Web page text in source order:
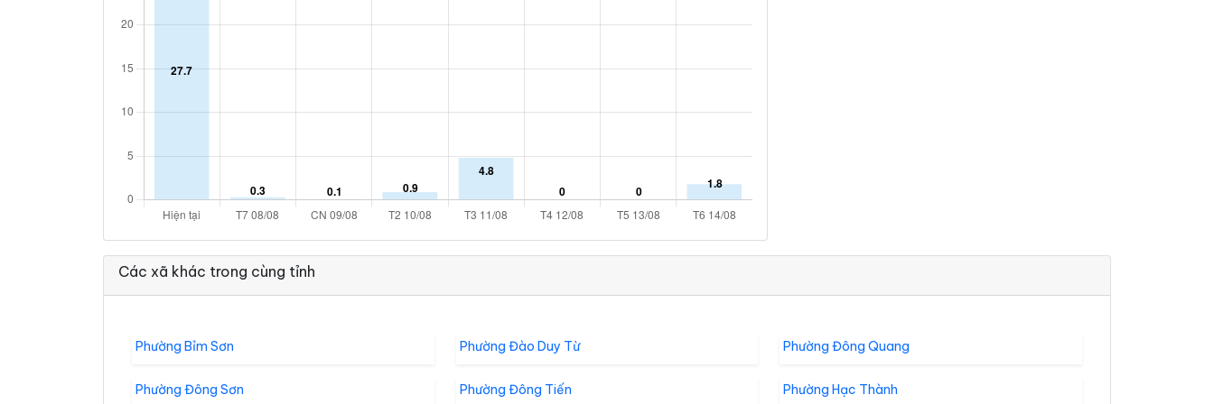
Các xã khác trong cùng tỉnh
Phường Bỉm Sơn Phường Đào Duy Từ Phường Đông Quang
Phường Đông Sơn Phường Đông Tiến Phường Hạc Thành